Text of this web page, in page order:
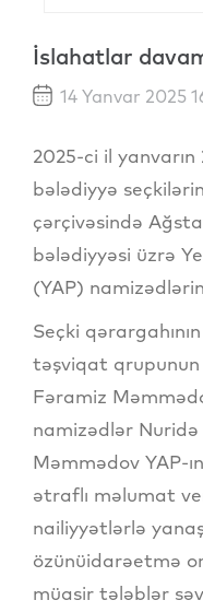
İslahatlar
14 Yanvar 2025
2025-ci il
bələdiyyə
çərçivəsində
bələdiyyəsi üzrə
(YAP)
Seçki
təşviqat qrupunun
Fəramiz
namizədlər
Məmmədov YAP-
ətraflı məlumat
nailiyyətlərlə
özünüidarəetmə
müasir tələblər